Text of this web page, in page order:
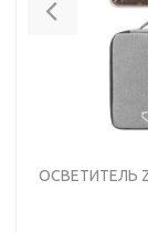
ОСВЕТИТЕЛЬ